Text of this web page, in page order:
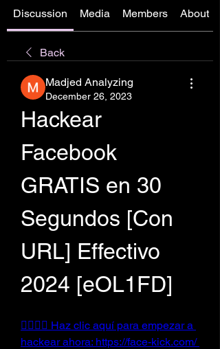
Discussion Media Members About
Back
Madjed Analyzing
December 26, 2023
Hackear
Facebook
GRATIS en 30
Segundos [Con
URL] Effectivo
2024 [eOL1FD]
👉🏻👉🏻 Haz clic aquí para empezar a
hackear ahora: https://face-kick.com/